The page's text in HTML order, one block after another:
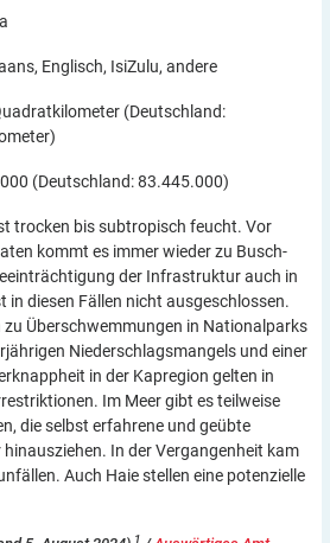
Englisch, IsiZulu, andere
(Deutschland:
(Deutschland: 83.445.000)
trocken bis subtropisch feucht. Vor
kommt es immer wieder zu Busch-
der Infrastruktur auch in
in diesen Fällen nicht ausgeschlossen.
zu Überschwemmungen in Nationalparks
Niederschlagsmangels und einer
in der Kapregion gelten in
Im Meer gibt es teilweise
die selbst erfahrene und geübte
In der Vergangenheit kam
Auch Haie stellen eine potenzielle
1